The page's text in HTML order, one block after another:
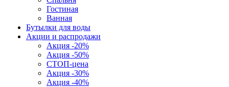
Гостиная
Ванная
Бутылки для воды
Акции и распродажи
Акция -20%
Акция -50%
СТОП-цена
Акция -30%
Акция -40%